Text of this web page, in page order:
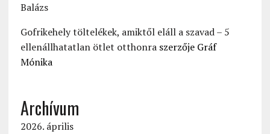
Balázs
Gofrikehely töltelékek, amiktől eláll a szavad – 5
ellenállhatatlan ötlet otthonraszerzője Gráf
Mónika
Archívum
2026. április